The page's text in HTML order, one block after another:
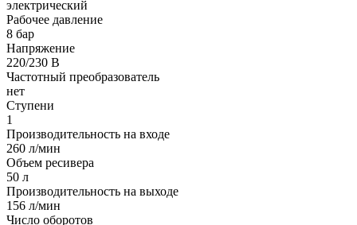
электрический
Рабочее давление
8 бар
Напряжение
220/230 В
Частотный преобразователь
нет
Ступени
1
Производительность на входе
260 л/мин
Объем ресивера
50 л
Производительность на выходе
156 л/мин
Число оборотов